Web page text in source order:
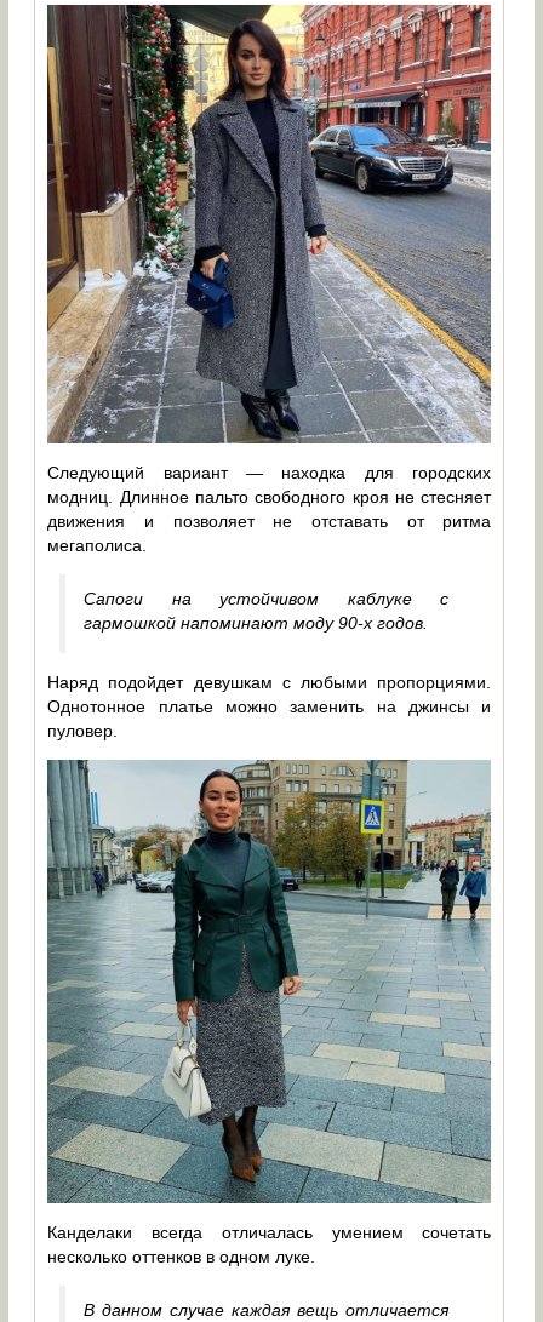
Следующий вариант — находка для городских
модниц. Длинное пальто свободного кроя не стесняет
движения и позволяет не отставать от ритма
мегаполиса.
Сапоги на устойчивом каблуке с
гармошкой напоминают моду 90-х годов.
Наряд подойдет девушкам с любыми пропорциями.
Однотонное платье можно заменить на джинсы и
пуловер.
Канделаки всегда отличалась умением сочетать
несколько оттенков в одном луке.
В данном случае каждая вещь отличается